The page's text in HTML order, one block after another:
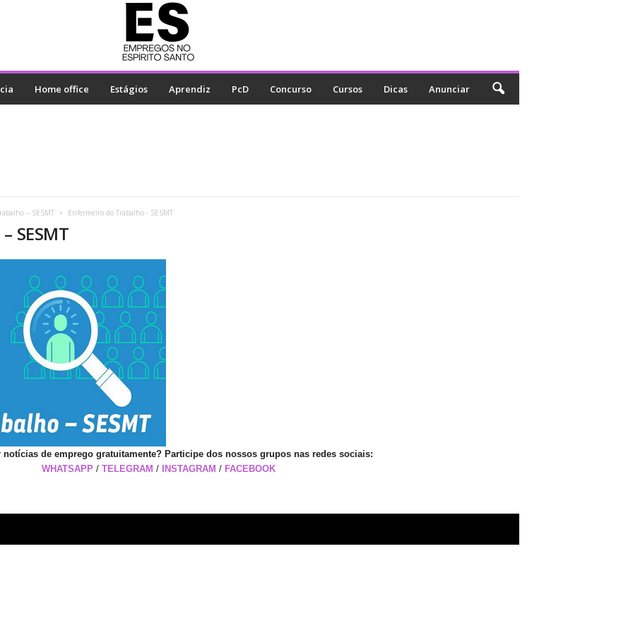
Home office Estágios Aprendiz PcD Concurso Cursos Dicas Anunciar
– SESMT Enfermeiro do Trabalho - SESMT
SESMT
notícias de emprego gratuitamente? Participe dos nossos grupos nas redes sociais:
WHATSAPP / TELEGRAM / INSTAGRAM / FACEBOOK